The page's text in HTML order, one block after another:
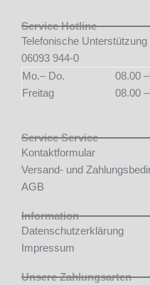
Service Hotline
Telefonische
06093 944-0
Mo.– Do.
08.00
Freitag
08.00
Service Service
Kontaktformular
Versand- und
AGB
Information
Datenschutzerklärung
Impressum
Unsere Zahlungsarten